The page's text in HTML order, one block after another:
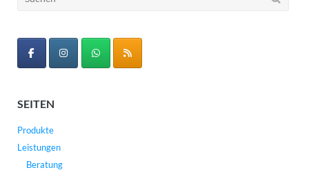
SEITEN
Produkte
Leistungen
Beratung